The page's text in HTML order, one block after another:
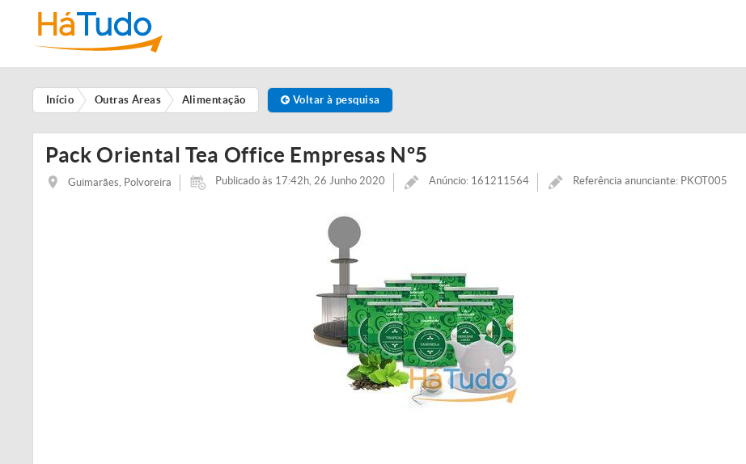
Início Outras Áreas Alimentação Voltar à pesquisa
Pack Oriental Tea Office Empresas Nº5
Guimarães, Polvoreira Publicado às 17:42h, 26 Junho 2020 Anúncio: 161211564 Referência anunciante: PKOT005